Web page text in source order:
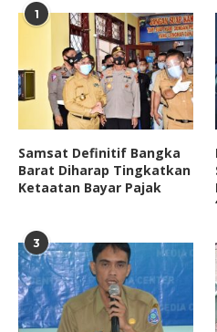
1
Samsat Definitif Bangka
Barat Diharap Tingkatkan
Ketaatan Bayar Pajak
3